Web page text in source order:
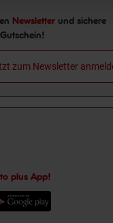
Newsletter und sichere
zum Newsletter
plus App!